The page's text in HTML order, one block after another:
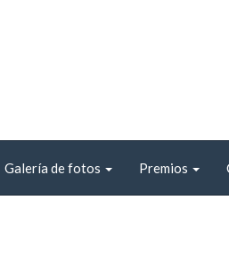
Galería de fotos Premios